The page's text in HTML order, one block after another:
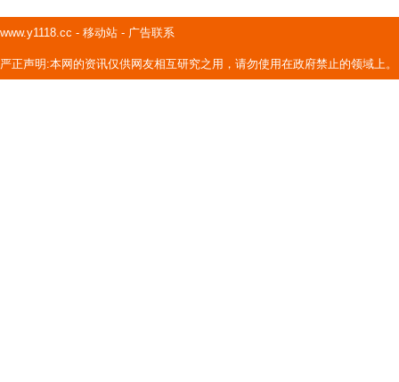
www.y1118.cc - 移动站 - 广告联系
严正声明:本网的资讯仅供网友相互研究之用，请勿使用在政府禁止的领域上。